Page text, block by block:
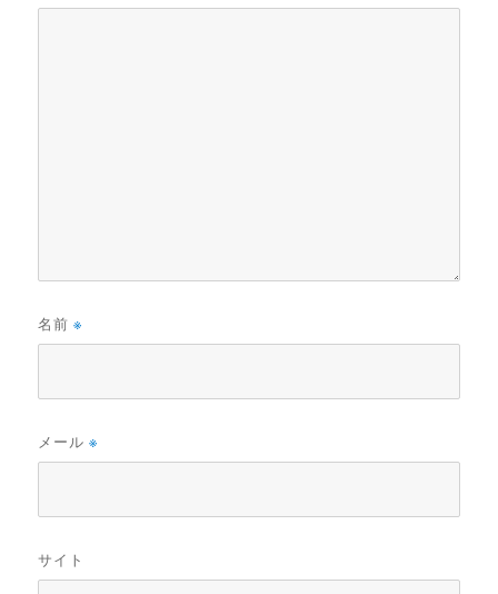
名前※
メール※
サイト